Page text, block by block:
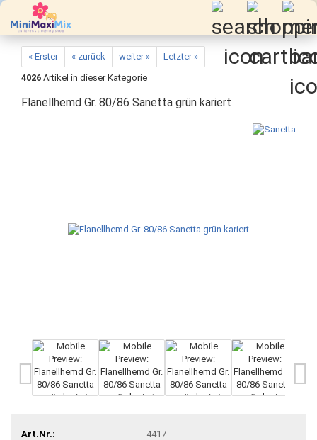
« Erster « zurück weiter »
Letzter »
4026 Artikel in dieser Kategorie
Flanellhemd Gr. 80/86 Sanetta grün kariert
Art.Nr.:
4417